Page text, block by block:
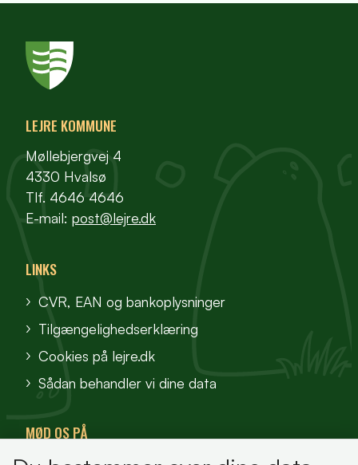
LEJRE KOMMUNE
Møllebjergvej 4
4330 Hvalsø
Tlf. 4646 4646
E-mail: post@lejre.dk
LINKS
CVR, EAN og bankoplysninger
Tilgængelighedserklæring
Cookies på lejre.dk
Sådan behandler vi dine data
MØD OS PÅ